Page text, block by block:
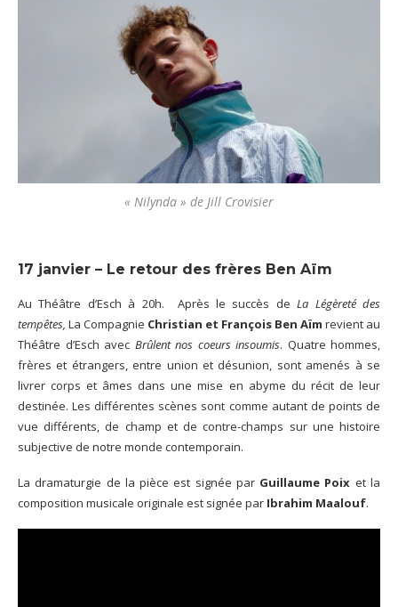
« Nilynda » de Jill Crovisier
17 janvier – Le retour des frères Ben Aïm
Au Théâtre d’Esch à 20h. Après le succès deLa Légèretédes
tempêtes, La Compagnie Christian et François Ben Aïm revient au
Théâtre d’Esch avec Brûlent nos coeurs insoumis. Quatre hommes,
frères et étrangers, entre union et désunion, sont amenés à se
livrer corps et âmes dans une mise en abyme du récit de leur
destinée. Les différentes scènes sont comme autant de points de
vue différents, de champ et de contre-champs sur une histoire
subjective de notre monde contemporain.
La dramaturgie de la pièce est signée par Guillaume Poix et la
composition musicale originale est signée par Ibrahim Maalouf.